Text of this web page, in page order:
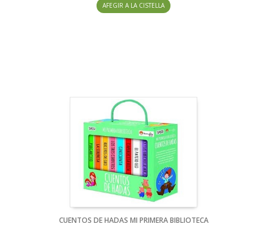
AFEGIR A LA CISTELLA
CUENTOS DE HADAS MI PRIMERA BIBLIOTECA